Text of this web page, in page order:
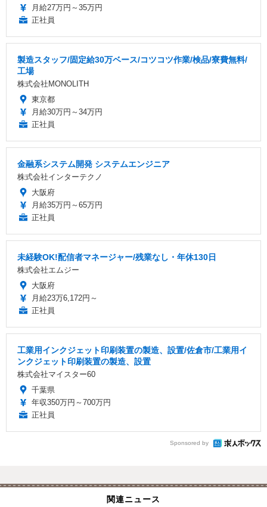
月給27万円～35万円
正社員
製造スタッフ/固定給30万ベース/コツコツ作業/検品/寮費無料/
工場
株式会社MONOLITH
東京都
月給30万円～34万円
正社員
金融系システム開発 システムエンジニア
株式会社インターテクノ
大阪府
月給35万円～65万円
正社員
未経験OK!配信者マネージャー/残業なし・年休130日
株式会社エムジー
大阪府
月給23万6,172円～
正社員
工業用インクジェット印刷装置の製造、設置/佐倉市/工業用イ
ンクジェット印刷装置の製造、設置
株式会社マイスター60
千葉県
年収350万円～700万円
正社員
Sponsored by
関連ニュース